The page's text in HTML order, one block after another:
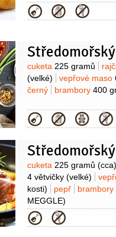
200 gramů
rajčata
Balsamico1 lžíce
Kategorie
Suroviny
cuketa 225 gramů
(velké)
vepřové maso
černý
brambory 400
Kategorie
Suroviny
cuketa 225 gramů (cca)
4 větvičky (velké)
kosti)
pepř brambory
MEGGLE)
Kategorie